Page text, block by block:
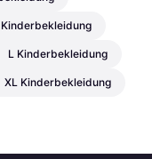
Kinderbekleidung
L Kinderbekleidung
XL Kinderbekleidung